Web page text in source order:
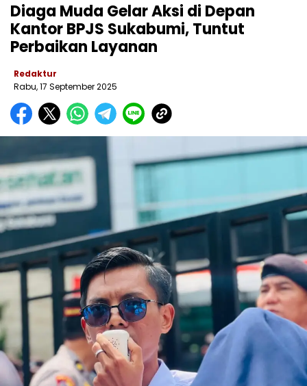
Diaga Muda Gelar Aksi di Depan
Kantor BPJS Sukabumi, Tuntut
Perbaikan Layanan
Redaktur
Rabu, 17 September 2025